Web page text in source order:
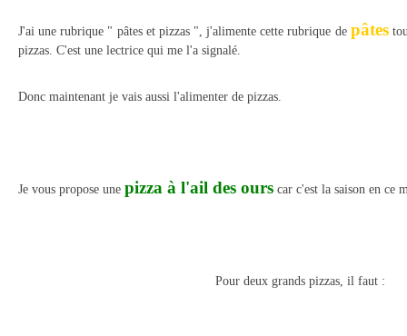
J'ai une rubrique " pâtes et pizzas ", j'alimente cette rubrique de pâtes
pizzas. C'est une lectrice qui me l'a signalé.
Donc maintenant je vais aussi l'alimenter de pizzas.
Je vous propose une pizza à l'ail des ours car c'est la saison en ce
Pour deux grands pizzas, il faut :